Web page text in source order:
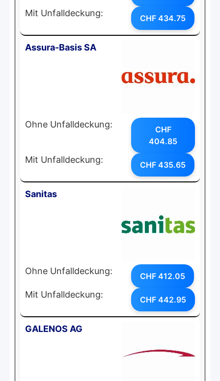
Mit Unfalldeckung: CHF 434.75
Assura-Basis SA
Ohne Unfalldeckung:
CHF
404.85
Mit Unfalldeckung: CHF 435.65
Sanitas
Ohne Unfalldeckung: CHF 412.05
Mit Unfalldeckung: CHF 442.95
GALENOS AG